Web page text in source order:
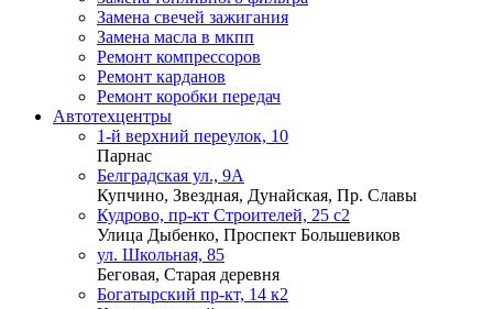
Замена свечей зажигания
Замена масла в мкпп
Ремонт компрессоров
Ремонт карданов
Ремонт коробки передач
Автотехцентры
1-й верхний переулок, 10
Парнас
Белградская ул., 9А
Купчино, Звездная, Дунайская, Пр. Славы
Кудрово, пр-кт Строителей, 25 с2
Улица Дыбенко, Проспект Большевиков
ул. Школьная, 85
Беговая, Старая деревня
Богатырский пр-кт, 14 к2